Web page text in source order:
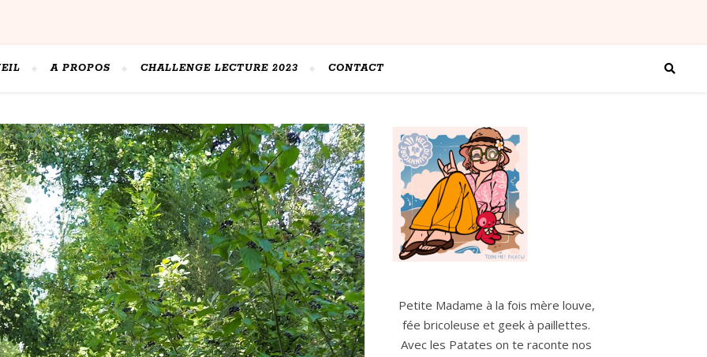
A PROPOS CHALLENGE LECTURE 2023 CONTACT
Petite Madame à la fois mère louve,
fée bricoleuse et geek à paillettes.
Avec les Patates on te raconte nos